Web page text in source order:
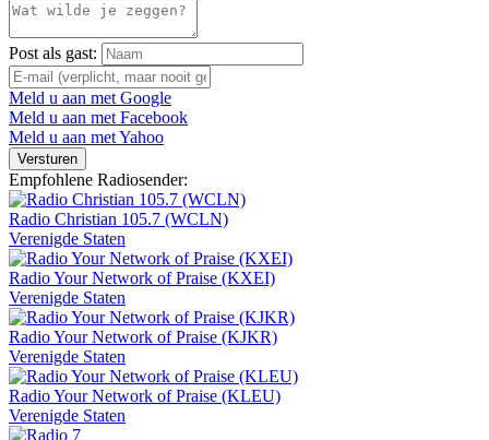
Post als gast:
Meld u aan met Google
Meld u aan met Facebook
Meld u aan met Yahoo
Versturen
Empfohlene Radiosender:
Radio Christian 105.7 (WCLN)
Verenigde Staten
Radio Your Network of Praise (KXEI)
Verenigde Staten
Radio Your Network of Praise (KJKR)
Verenigde Staten
Radio Your Network of Praise (KLEU)
Verenigde Staten